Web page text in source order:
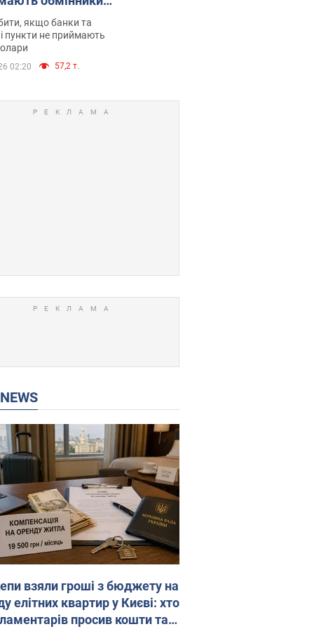
такі купюри
якщо банки та
пункти не приймають
02:20 57,2 т.
NEWS
взяли гроші з бюджету на
елітних квартир у Києві: хто
просив кошти та